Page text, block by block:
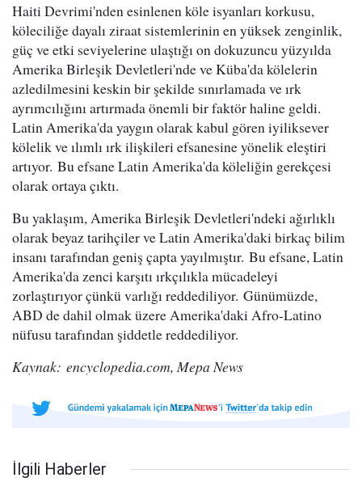
Haiti Devrimi'nden esinlenen köle isyanları korkusu,
köleciliğe dayalı ziraat sistemlerinin en yüksek zenginlik,
güç ve etki seviyelerine ulaştığı on dokuzuncu yüzyılda
Amerika Birleşik Devletleri'nde ve Küba'da kölelerin
azledilmesini keskin bir şekilde sınırlamada ve ırk
ayrımcılığını artırmada önemli bir faktör haline geldi.
Latin Amerika'da yaygın olarak kabul gören iyiliksever
kölelik ve ılımlı ırk ilişkileri efsanesine yönelik eleştiri
artıyor. Bu efsane Latin Amerika'da köleliğin gerekçesi
olarak ortaya çıktı.
Bu yaklaşım, Amerika Birleşik Devletleri'ndeki ağırlıklı
olarak beyaz tarihçiler ve Latin Amerika'daki birkaç bilim
insanı tarafından geniş çapta yayılmıştır. Bu efsane, Latin
Amerika'da zenci karşıtı ırkçılıkla mücadeleyi
zorlaştırıyor çünkü varlığı reddediliyor. Günümüzde,
ABD de dahil olmak üzere Amerika'daki Afro-Latino
nüfusu tarafından şiddetle reddediliyor.
Kaynak: encyclopedia.com, Mepa News
İlgili Haberler